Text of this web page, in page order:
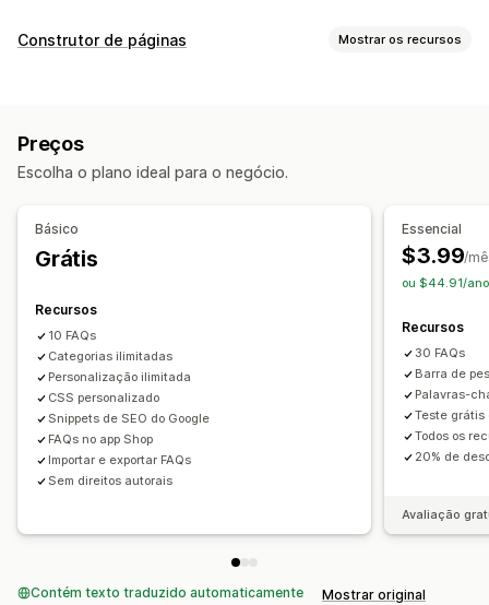
Ferramentas de edição
Opções de exibição
Página do produto
Página de perguntas frequentes
Fonte e cor personalizadas
Construtor de páginas Mostrar os recursos
Páginas personalizadas
Estilos globais
Localização
SEO
Preços
Escolha o plano ideal para o negócio.
Básico
Grátis
Recursos
10 FAQs
Categorias ilimitadas
Personalização ilimitada
CSS personalizado
Snippets de SEO do Google
FAQs no app Shop
Importar e exportar FAQs
Sem direitos autorais
Essencial
$3.99/
ou $44.91/
Recursos
30 FAQs
Barra de
Palavras-
Teste grátis
Todos os
20% de
Avaliação
Contém texto traduzido automaticamente Mostrar original